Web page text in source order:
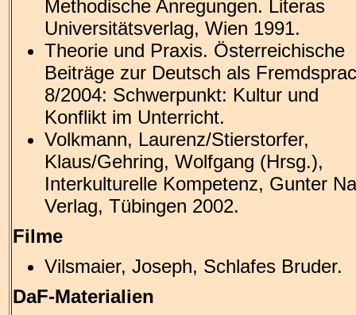
Methodische Anregungen. Literas
Universitätsverlag, Wien 1991.
Theorie und Praxis. Österreichische
Beiträge zur Deutsch als
8/2004: Schwerpunkt: Kultur und
Konflikt im Unterricht.
Volkmann, Laurenz/Stierstorfer,
Klaus/Gehring, Wolfgang (Hrsg.),
Interkulturelle Kompetenz, Gunter
Verlag, Tübingen 2002.
Filme
Vilsmaier, Joseph, Schlafes Bruder.
DaF-Materialien